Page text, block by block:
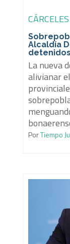
CÁRCELES
Alcaldía
detenidos
La nueva
alivianar
PorTiempo